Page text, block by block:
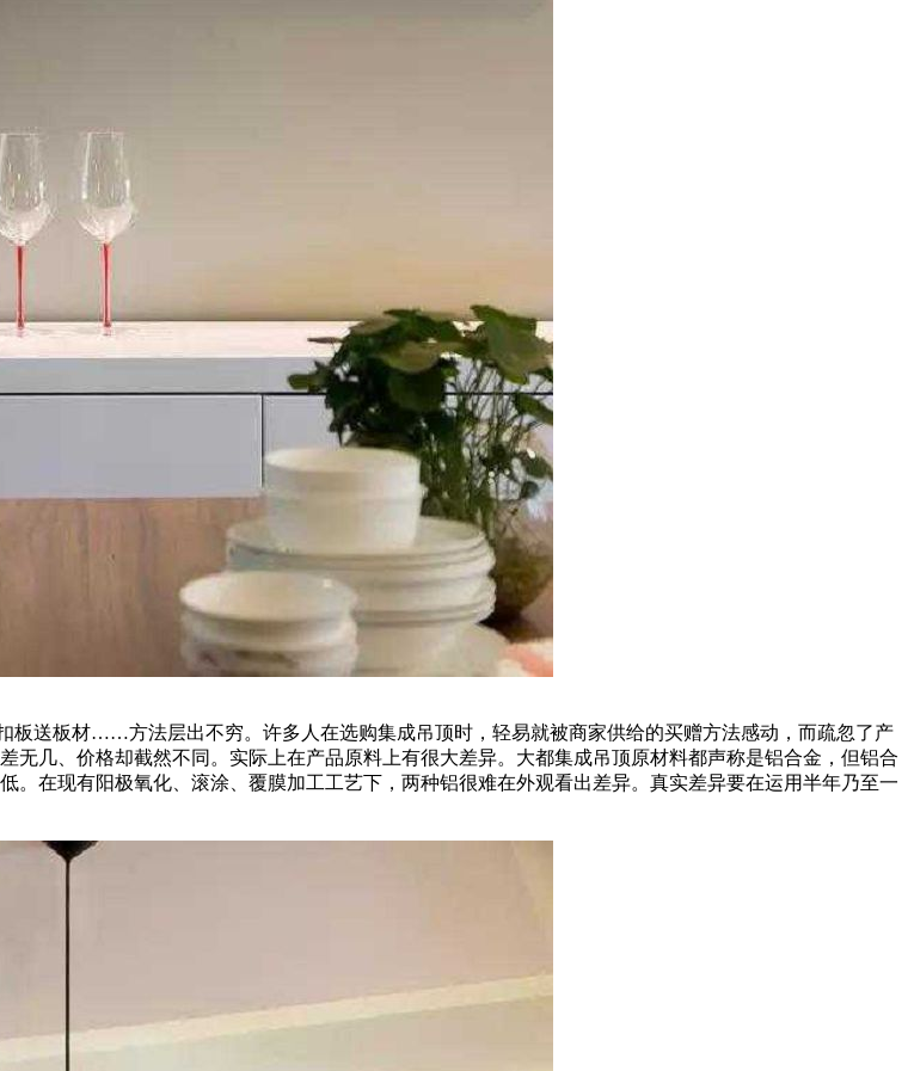
板送板材……方法层出不穷。许多人在选购集成吊顶时，轻易就被商家供给的买赠方法感动，而疏忽了产
几、价格却截然不同。实际上在产品原料上有很大差异。大都集成吊顶原材料都声称是铝合金，但铝合
在现有阳极氧化、滚涂、覆膜加工工艺下，两种铝很难在外观看出差异。真实差异要在运用半年乃至一